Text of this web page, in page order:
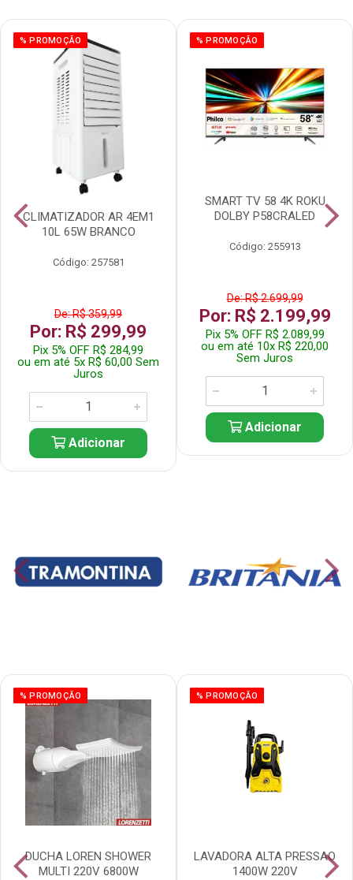
% PROMOÇÃO
CLIMATIZADOR AR 4EM1
10L 65W BRANCO
Código: 257581
De: R$ 359,99
Por: R$ 299,99
Pix 5% OFF R$ 284,99
ou em até 5x R$ 60,00 Sem
Juros
Adicionar
% PROMOÇÃO
SMART TV 58 4K ROKU
DOLBY P58CRALED
Código: 255913
De: R$ 2.699,99
Por: R$ 2.199,99
Pix 5% OFF R$ 2.089,99
ou em até 10x R$ 220,00
Sem Juros
Adicionar
% PROMOÇÃO
DUCHA LOREN SHOWER
MULTI 220V 6800W
% PROMOÇÃO
LAVADORA ALTA PRESSAO
1400W 220V